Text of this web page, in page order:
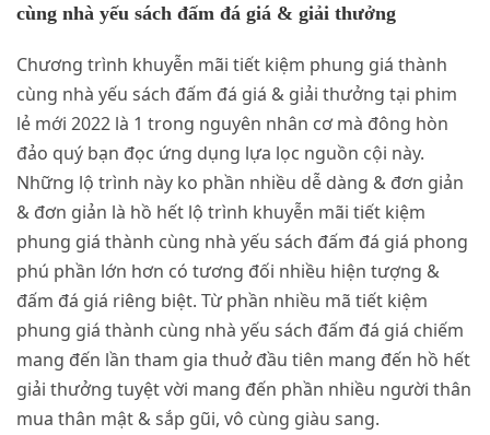
cùng nhà yếu sách đấm đá giá & giải thưởng
Chương trình khuyễn mãi tiết kiệm phung giá thành
cùng nhà yếu sách đấm đá giá & giải thưởng tại phim
lẻ mới 2022 là 1 trong nguyên nhân cơ mà đông hòn
đảo quý bạn đọc ứng dụng lựa lọc nguồn cội này.
Những lộ trình này ko phần nhiều dễ dàng & đơn giản
& đơn giản là hồ hết lộ trình khuyễn mãi tiết kiệm
phung giá thành cùng nhà yếu sách đấm đá giá phong
phú phần lớn hơn có tương đối nhiều hiện tượng &
đấm đá giá riêng biệt. Từ phần nhiều mã tiết kiệm
phung giá thành cùng nhà yếu sách đấm đá giá chiếm
mang đến lần tham gia thuở đầu tiên mang đến hồ hết
giải thưởng tuyệt vời mang đến phần nhiều người thân
mua thân mật & sắp gũi, vô cùng giàu sang.